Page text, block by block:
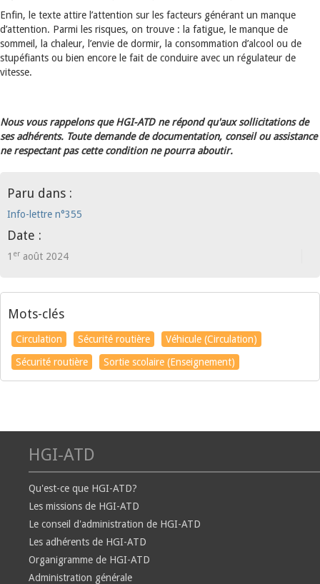
Enfin, le texte attire l’attention sur les facteurs générant un manque
d’attention. Parmi les risques, on trouve : la fatigue, le manque de
sommeil, la chaleur, l’envie de dormir, la consommation d’alcool ou de
stupéfiants ou bien encore le fait de conduire avec un régulateur de
vitesse.
Nous vous rappelons que HGI-ATD ne répond qu'aux sollicitations de
ses adhérents. Toute demande de documentation, conseil ou assistance
ne respectant pas cette condition ne pourra aboutir.
Paru dans :
Info-lettre n°355
Date :
1 er août 2024
Mots-clés
Circulation Sécurité routière
Véhicule (Circulation)
Sécurité routière
Sortie scolaire (Enseignement)
HGI-ATD
Qu'est-ce que HGI-ATD?
Les missions de HGI-ATD
Le conseil d'administration de HGI-ATD
Les adhérents de HGI-ATD
Organigramme de HGI-ATD
Administration générale